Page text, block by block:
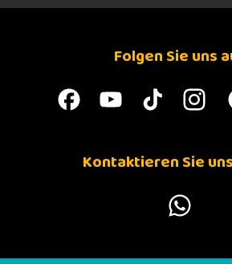
Folgen Sie uns
Kontaktieren Sie